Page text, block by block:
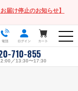
届け停止のお知らせ】
710-855
／13:30〜17:30